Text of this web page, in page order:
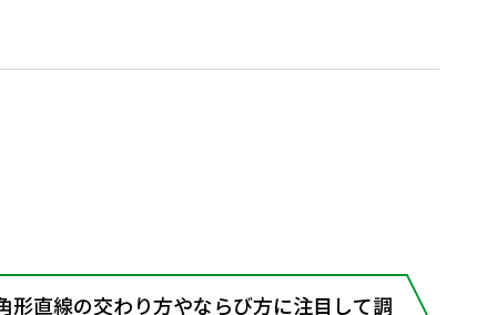
直線の交わり方やならび方に注目して調